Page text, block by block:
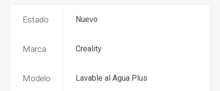
Estado Nuevo
Marca Creality
Modelo Lavable al Agua Plus